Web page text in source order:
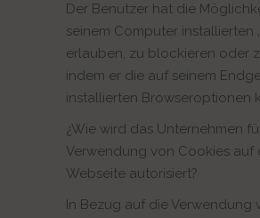
Der Benutzer hat die
seinem Computer installierten
erlauben, zu blockieren oder
indem er die auf seinem
installierten Browseroptionen
¿Wie wird das Unternehmen
Verwendung von Cookies auf
Webseite autorisiert?
In Bezug auf die Verwendung